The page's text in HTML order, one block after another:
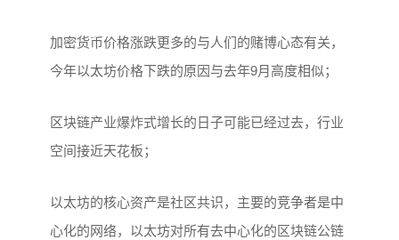
加密货币价格涨跌更多的与人们的赌博心态有关，
今年以太坊价格下跌的原因与去年9月高度相似；
区块链产业爆炸式增长的日子可能已经过去，行业
空间接近天花板；
以太坊的核心资产是社区共识，主要的竞争者是中
心化的网络，以太坊对所有去中心化的区块链公链